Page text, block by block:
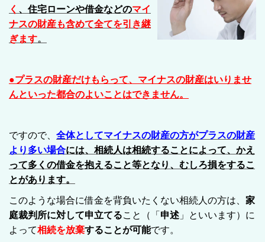
く 、住宅ローンや借金などのマイ
ナスの財産も含めて全てを引き継
ぎます。
●プラスの財産だけもらって、マイナスの財産はいりませ
んといった都合のよいことはできません。
ですので、 全体としてマイナスの財産の方がプラスの財産
より多い場合には、相続人は相続することによって、かえ
って多くの借金を抱えること等となり、むしろ損をするこ
とがあります。
このような場合に借金を背負いたくない相続人の方は、 家
庭裁判所に対して申立てること（「 申述 」といいます）に
よって相続を放棄することが可能です。